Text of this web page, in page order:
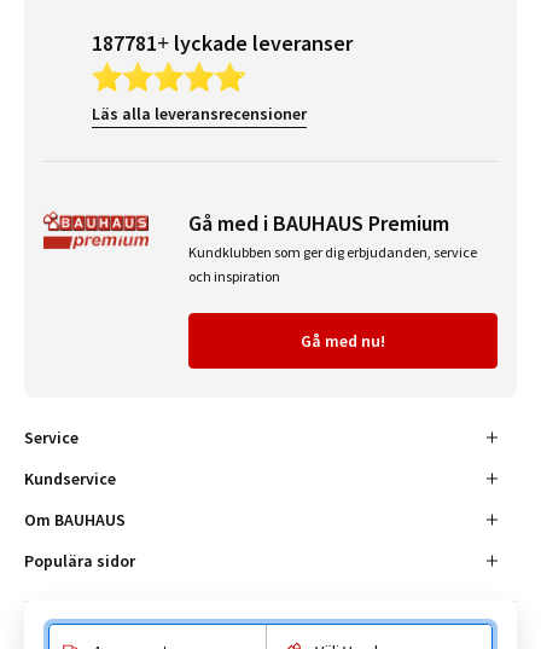
187781+ lyckade leveranser
Läs alla leveransrecensioner
Gå med i BAUHAUS Premium
Kundklubben som ger dig erbjudanden, service
och inspiration
Gå med nu!
Service
Kundservice
Om BAUHAUS
Populära sidor